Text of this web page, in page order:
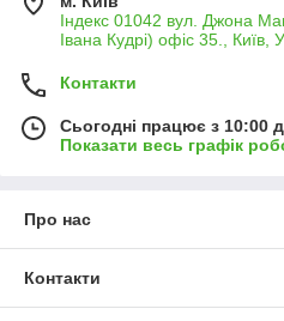
Індекс 01042 вул. Джона
Івана Кудрі) офіс 35., Київ,
Контакти
Сьогодні працює з 10:00
Показати весь графік
Про нас
Контакти